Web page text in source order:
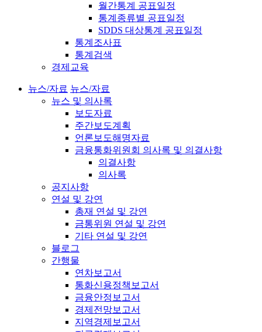
월간통계 공표일정
통계종류별 공표일정
SDDS 대상통계 공표일정
통계조사표
통계검색
경제교육
뉴스/자료 뉴스/자료
뉴스 및 의사록
보도자료
주간보도계획
언론보도해명자료
금융통화위원회 의사록 및 의결사항
의결사항
의사록
공지사항
연설 및 강연
총재 연설 및 강연
금통위원 연설 및 강연
기타 연설 및 강연
블로그
간행물
연차보고서
통화신용정책보고서
금융안정보고서
경제전망보고서
지역경제보고서